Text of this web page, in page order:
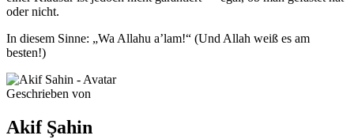
oder nicht.
In diesem Sinne: „Wa Allahu a’lam!“ (Und Allah weiß es am
besten!)
Geschrieben von
Akif Şahin